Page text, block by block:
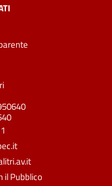
il Pubblico